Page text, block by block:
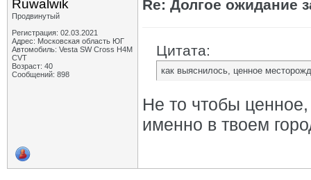
Ruwalwik
Продвинутый
Регистрация: 02.03.2021
Адрес: Московская область ЮГ
Автомобиль: Vesta SW Cross H4M
CVT
Возраст: 40
Сообщений: 898
Re: Долгое ожидание
Цитата:
как выяснилось, ценное
Не то чтобы
именно в твоем